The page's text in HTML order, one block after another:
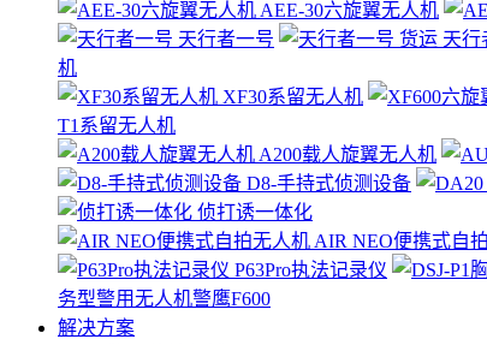
AEE-30六旋翼无人机
天行者一号
天行
机
XF30系留无人机
T1系留无人机
A200载人旋翼无人机
D8-手持式侦测设备
侦打诱一体化
AIR NEO便携式自
P63Pro执法记录仪
务型警用无人机警鹰F600
解决方案